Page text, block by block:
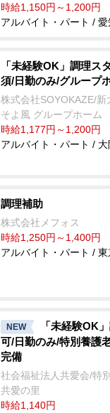
時給1,150円～1,200円
アルバイト・パート / 愛
「未経験OK」調理ス
須/日勤のみ/グループ
株式会社SOYOKAZE/新
そよ風 グループホーム
時給1,177円～1,200円
アルバイト・パート /
調理補助
株式会社メフォス
時給1,250円～1,400円
アルバイト・パート /
NEW
「未経験OK
可/日勤のみ/特別養護
完備
社会福祉法人共愛会/特
共愛の里
時給1,140円